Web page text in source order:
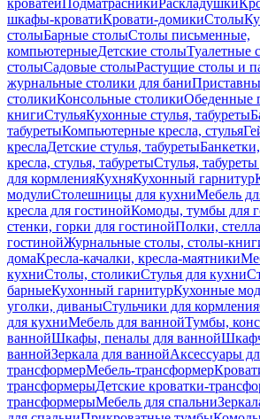
кроватейПодматрасникиРаскладушки
шкафы-кроватиКровати-домикиСтолы
столыБарные столыСтолы письменные,
компьютерныеДетские столыТуалетные
столыСадовые столыРастущие столы и
журнальные столики для бани
столикиКонсольные столикиОбеденные
книгиСтульяКухонные стулья, табуреты
табуретыКомпьютерные кресла, стулья
креслаДетские стулья, табуреты
кресла, стулья, табуретыСтулья,
для кормленияКухняКухонный гарнитур
модулиСтолешницы для кухниМебель
кресла для гостинойКомоды, тумбы для
стенки, горки для гостинойПолки,
гостинойЖурнальные столы, столы-
домаКресла-качалки, кресла-маятники
кухниСтолы, столикиСтулья для кухни
барныеКухонный гарнитурКухонные
уголки, диваныСтульчики для кормления
для кухниМебель для ваннойТумбы,
ваннойШкафы, пеналы для ванной
ваннойЗеркала для ваннойАксессуары
трансформерМебель-трансформер
трансформерыДетские кроватки-
трансформерыМебель для спальни